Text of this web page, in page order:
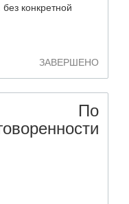
конкретной
ЗАВЕРШЕНО
По